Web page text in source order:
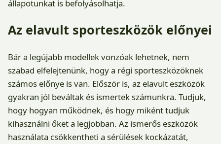
állapotunkat is befolyásolhatja.
Az elavult sporteszközök előnyei
Bár a legújabb modellek vonzóak lehetnek, nem
szabad elfelejtenünk, hogy a régi sporteszközöknek
számos előnye is van. Először is, az elavult eszközök
gyakran jól beváltak és ismertek számunkra. Tudjuk,
hogy hogyan működnek, és hogy miként tudjuk
kihasználni őket a legjobban. Az ismerős eszközök
használata csökkentheti a sérülések kockázatát,